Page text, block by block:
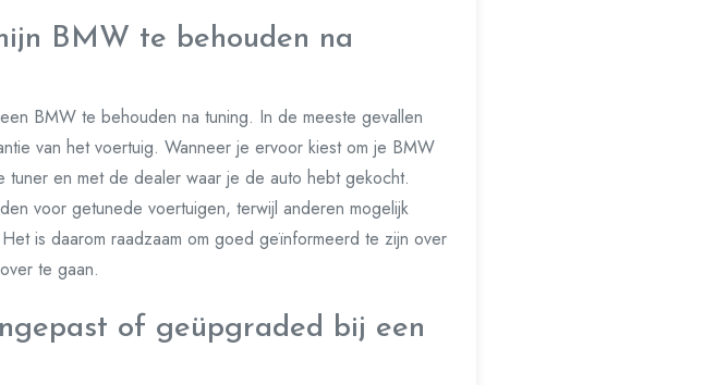
BMW te behouden na
BMW te behouden na tuning. In de meeste gevallen
van het voertuig. Wanneer je ervoor kiest om je BMW
en met de dealer waar je de auto hebt gekocht.
voor getunede voertuigen, terwijl anderen mogelijk
is daarom raadzaam om goed geïnformeerd te zijn over
te gaan.
of geüpgraded bij een